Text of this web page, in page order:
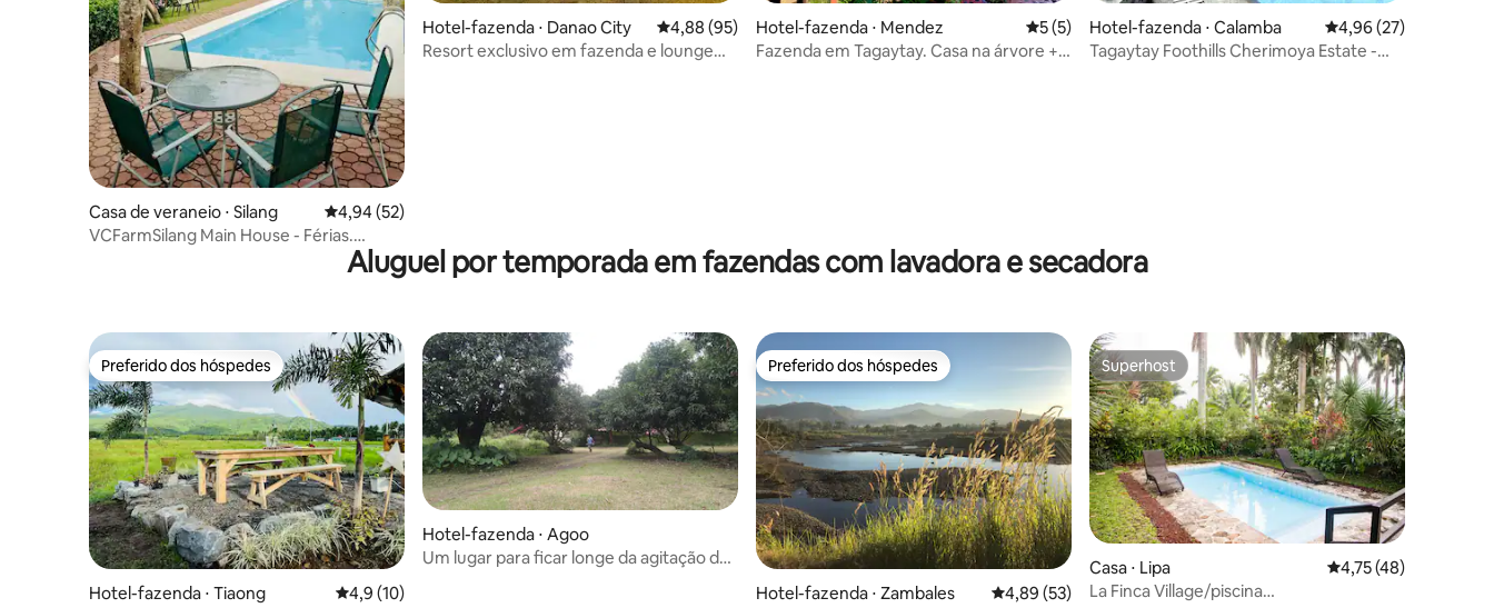
Casa de veraneio ⋅ Silang 4,94 de uma avaliação média de 5, 52 avaliações
4,94 (52)
VCFarmSilang Main House - Férias.
Hotel-fazenda ⋅ Danao City 4,88 de uma avaliação média de 5, 95 avaliações
4,88 (95)
Resort exclusivo em fazenda e lounge
Hotel-fazenda ⋅ Mendez 5 de uma avaliação média de 5, 5 avaliações
5 (5)
Fazenda em Tagaytay. Casa na árvore +
Hotel-fazenda ⋅ Calamba 4,96 de uma
4,96 (27)
Tagaytay Foothills Cherimoya Estate -
Aluguel por temporada em fazendas com lavadora e secadora
Preferido dos hóspedes
Preferido dos hóspedes
Hotel-fazenda ⋅ Tiaong 4,9 de uma avaliação média de 5, 10 avaliações
4,9 (10)
Hotel-fazenda ⋅ Agoo
Um lugar para ficar longe da agitação da
Preferido dos hóspedes
Preferido dos hóspedes
Hotel-fazenda ⋅ Zambales 4,89 de uma avaliação média de 5, 53 avaliações
4,89 (53)
Superhost
Superhost
Casa ⋅ Lipa 4,75 de uma
4,75 (48)
La Finca Village/piscina